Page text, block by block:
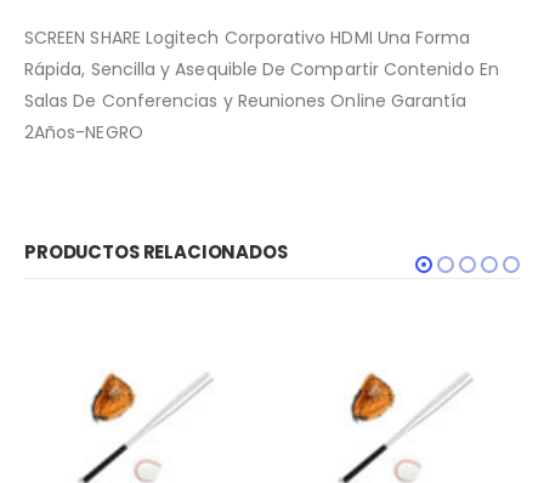
SCREEN SHARE Logitech Corporativo HDMI Una Forma
Rápida, Sencilla y Asequible De Compartir Contenido En
Salas De Conferencias y Reuniones Online Garantía
2Años-NEGRO
PRODUCTOS RELACIONADOS